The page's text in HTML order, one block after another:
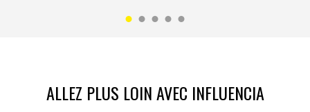
ALLEZ PLUS LOIN AVEC INFLUENCIA